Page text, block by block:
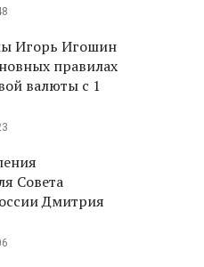
Игорь Игошин
правилах
валюты с 1
Совета
Дмитрия